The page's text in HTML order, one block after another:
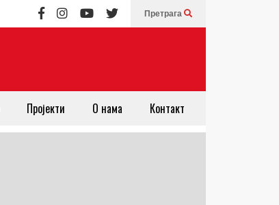
Претрага
Пројекти О нама Контакт